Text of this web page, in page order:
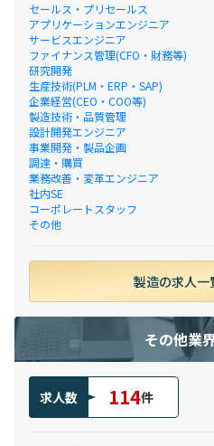
セールス・プリセールス
アプリケーションエンジニア
サービスエンジニア
ファイナンス管理(CFO・財務等)
研究開発
生産技術(PLM・ERP・SAP)
企業経営(CEO・COO等)
製造技術・品質管理
設計開発エンジニア
事業開発・製品企画
調達・購買
業務改善・変革エンジニア
社内SE
コーポレートスタッフ
その他
製造の求人一
その他業
求人数 114件